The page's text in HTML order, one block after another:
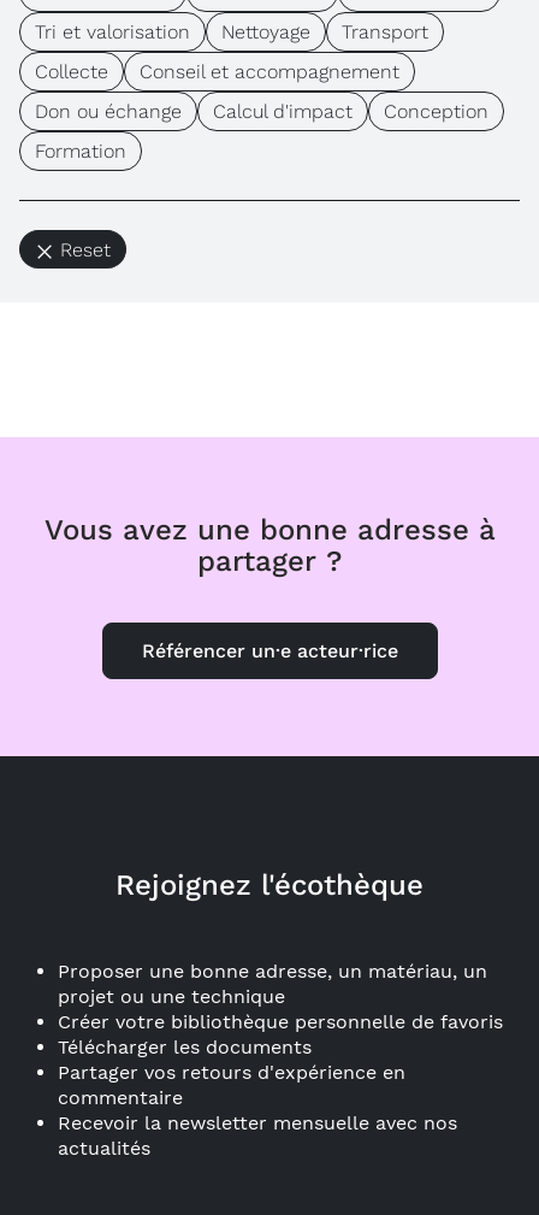
Tri et valorisation
Nettoyage
Transport
Collecte
Conseil et accompagnement
Don ou échange
Calcul d'impact
Conception
Formation
Reset
Vous avez une bonne adresse à
partager ?
Référencer un·e acteur·rice
Rejoignez l'écothèque
Proposer une bonne adresse, un matériau, un
projet ou une technique
Créer votre bibliothèque personnelle de favoris
Télécharger les documents
Partager vos retours d'expérience en
commentaire
Recevoir la newsletter mensuelle avec nos
actualités